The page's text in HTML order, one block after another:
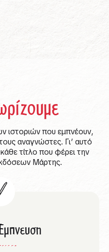
ιστοριών που εμπνέουν,
αναγνώστες. Γι’ αυτό
τίτλο που φέρει την
Μάρτης.